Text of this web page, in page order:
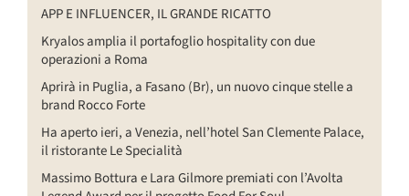
APP E INFLUENCER, IL GRANDE RICATTO
Kryalos amplia il portafoglio hospitality con due
operazioni a Roma
Aprirà in Puglia, a Fasano (Br), un nuovo cinque stelle a
brand Rocco Forte
Ha aperto ieri, a Venezia, nell’hotel San Clemente Palace,
il ristorante Le Specialità
Massimo Bottura e Lara Gilmore premiati con l’Avolta